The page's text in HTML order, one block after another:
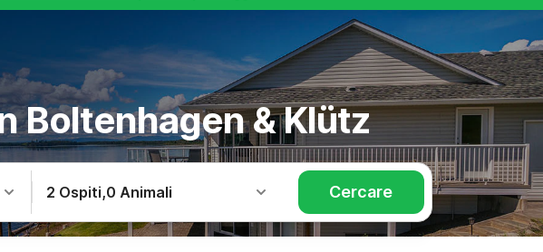
Boltenhagen & Klütz
2 Ospiti,0 Animali Cercare